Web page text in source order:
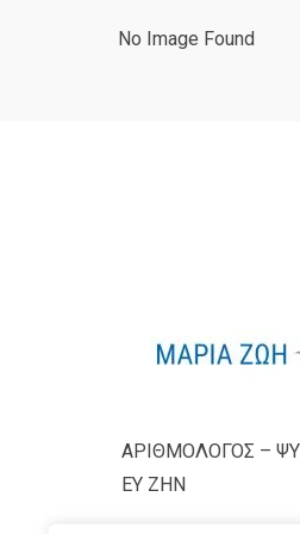
No Image Found
ΑΡΙΘΜΟΛΟΓΟΣ –
ΕΥ ΖΗΝ